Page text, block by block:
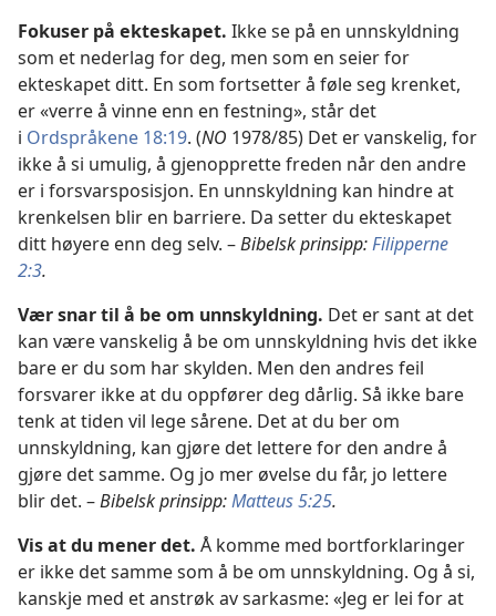
Fokuser på ekteskapet. Ikke se på en unnskyldning
som et nederlag for deg, men som en seier for
ekteskapet ditt. En som fortsetter å føle seg krenket,
er «verre å vinne enn en festning», står det
i Ordspråkene 18:19. (NO 1978/85) Det er vanskelig, for
ikke å si umulig, å gjenopprette freden når den andre
er i forsvarsposisjon. En unnskyldning kan hindre at
krenkelsen blir en barriere. Da setter du ekteskapet
ditt høyere enn deg selv. –Bibelsk prinsipp:Filipperne
2:3.
Vær snar til å be om unnskyldning. Det er sant at det
kan være vanskelig å be om unnskyldning hvis det ikke
bare er du som har skylden. Men den andres feil
forsvarer ikke at du oppfører deg dårlig. Så ikke bare
tenk at tiden vil lege sårene. Det at du ber om
unnskyldning, kan gjøre det lettere for den andre å
gjøre det samme. Og jo mer øvelse du får, jo lettere
blir det. –Bibelsk prinsipp:Matteus 5:25.
Vis at du mener det. Å komme med bortforklaringer
er ikke det samme som å be om unnskyldning. Og å si,
kanskje med et anstrøk av sarkasme: «Jeg er lei for at